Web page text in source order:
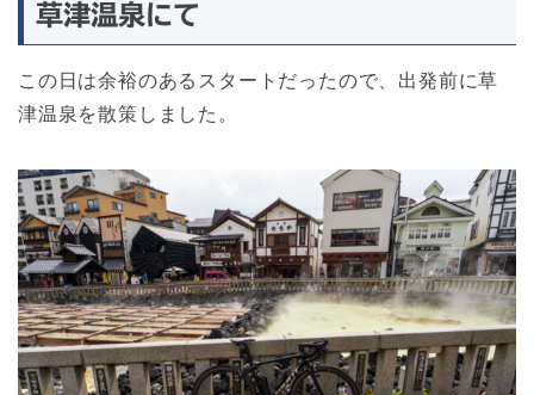
草津温泉にて
この日は余裕のあるスタートだったので、出発前に草
津温泉を散策しました。